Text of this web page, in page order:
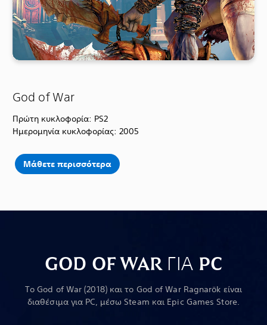
God of War
Πρώτη κυκλοφορία: PS2
Ημερομηνία κυκλοφορίας: 2005
Μάθετε περισσότερα
GOD OF WAR ΓΙΑ PC
Tο God of War (2018) και το God of War Ragnarök είναι
διαθέσιμα για PC, μέσω Steam και Epic Games Store.